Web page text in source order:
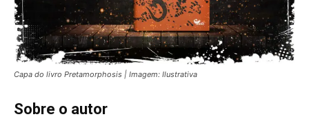
Capa do livro Pretamorphosis | Imagem: Ilustrativa
Sobre o autor